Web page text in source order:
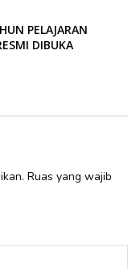
PELAJARAN
DIBUKA
Ruas yang wajib